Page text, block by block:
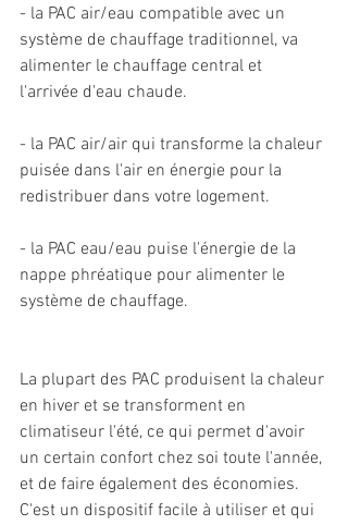
- la PAC air/eau compatible avec un
système de chauffage traditionnel, va
alimenter le chauffage central et
l'arrivée d'eau chaude.
- la PAC air/air qui transforme la chaleur
puisée dans l'air en énergie pour la
redistribuer dans votre logement.
- la PAC eau/eau puise l'énergie de la
nappe phréatique pour alimenter le
système de chauffage.
La plupart des PAC produisent la chaleur
en hiver et se transforment en
climatiseur l'été, ce qui permet d'avoir
un certain confort chez soi toute l'année,
et de faire également des économies.
C'est un dispositif facile à utiliser et qui